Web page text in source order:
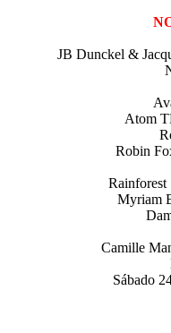
JB Dunckel &
Atom
Robin
Rainforest
Myriam
Camille
Sábado